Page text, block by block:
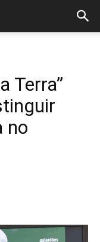
Terra”
no